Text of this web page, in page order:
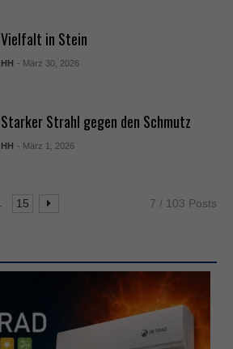
Vielfalt in Stein
HH - März 30, 2026
Starker Strahl gegen den Schmutz
HH - März 1, 2026
15 7 / 103 Posts